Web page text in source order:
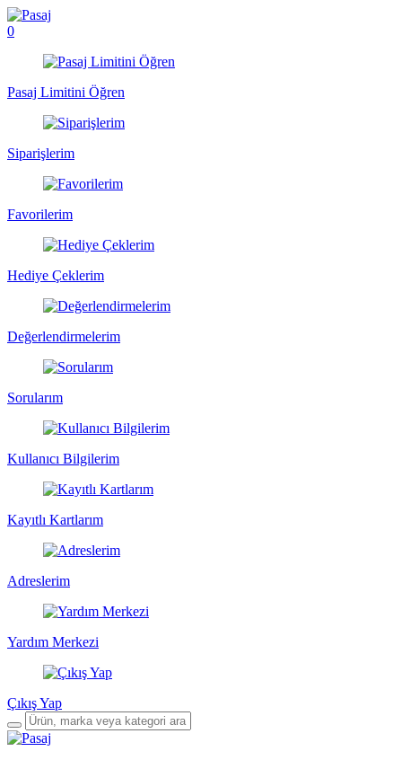
0
Pasaj Limitini Öğren
Siparişlerim
Favorilerim
Hediye Çeklerim
Değerlendirmelerim
Sorularım
Kullanıcı Bilgilerim
Kayıtlı Kartlarım
Adreslerim
Yardım Merkezi
Çıkış Yap